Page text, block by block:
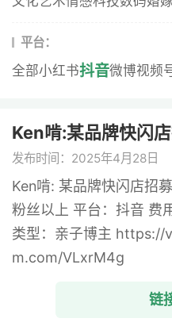
平台：
全部小红书抖音微博视频
Ken啃:某品牌快闪
发布时间：2025年4月28日
Ken啃: 某品牌快闪店招
粉丝以上 平台：抖音 费
类型：亲子博主
m.com/VLxrM4g
链